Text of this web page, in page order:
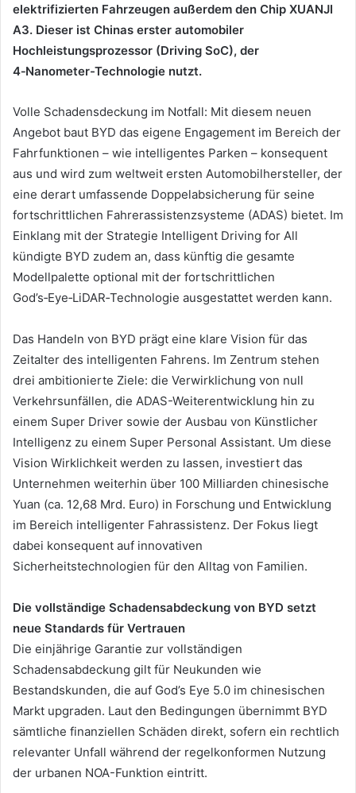
elektrifizierten Fahrzeugen außerdem den Chip XUANJI
A3. Dieser ist Chinas erster automobiler
Hochleistungsprozessor (Driving SoC), der
4‑Nanometer-Technologie nutzt.
Volle Schadensdeckung im Notfall: Mit diesem neuen
Angebot baut BYD das eigene Engagement im Bereich der
Fahrfunktionen – wie intelligentes Parken – konsequent
aus und wird zum weltweit ersten Automobilhersteller, der
eine derart umfassende Doppelabsicherung für seine
fortschrittlichen Fahrerassistenzsysteme (ADAS) bietet. Im
Einklang mit der Strategie Intelligent Driving for All
kündigte BYD zudem an, dass künftig die gesamte
Modellpalette optional mit der fortschrittlichen
God’s‑Eye‑LiDAR‑Technologie ausgestattet werden kann.
Das Handeln von BYD prägt eine klare Vision für das
Zeitalter des intelligenten Fahrens. Im Zentrum stehen
drei ambitionierte Ziele: die Verwirklichung von null
Verkehrsunfällen, die ADAS-Weiterentwicklung hin zu
einem Super Driver sowie der Ausbau von Künstlicher
Intelligenz zu einem Super Personal Assistant. Um diese
Vision Wirklichkeit werden zu lassen, investiert das
Unternehmen weiterhin über 100 Milliarden chinesische
Yuan (ca. 12,68 Mrd. Euro) in Forschung und Entwicklung
im Bereich intelligenter Fahrassistenz. Der Fokus liegt
dabei konsequent auf innovativen
Sicherheitstechnologien für den Alltag von Familien.
Die vollständige Schadensabdeckung von BYD setzt
neue Standards für Vertrauen
Die einjährige Garantie zur vollständigen
Schadensabdeckung gilt für Neukunden wie
Bestandskunden, die auf God’s Eye 5.0 im chinesischen
Markt upgraden. Laut den Bedingungen übernimmt BYD
sämtliche finanziellen Schäden direkt, sofern ein rechtlich
relevanter Unfall während der regelkonformen Nutzung
der urbanen NOA-Funktion eintritt.